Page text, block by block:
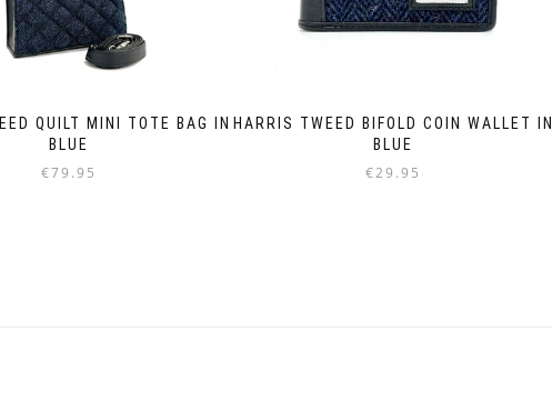
QUILT MINI TOTE BAG IN
BLUE
€79.95
HARRIS TWEED BIFOLD COIN WALLET IN
BLUE
€29.95